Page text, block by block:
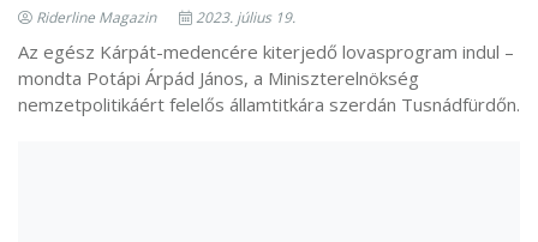
Riderline Magazin 2023. július 19.
Az egész Kárpát-medencére kiterjedő lovasprogram indul –
mondta Potápi Árpád János, a Miniszterelnökség
nemzetpolitikáért felelős államtitkára szerdán Tusnádfürdőn.